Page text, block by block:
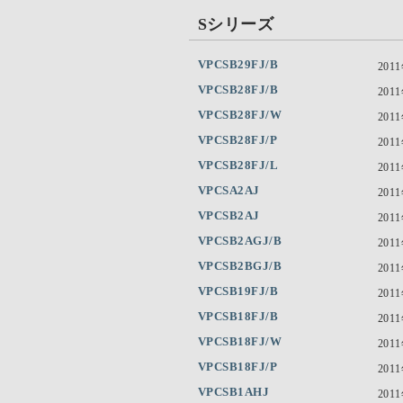
Sシリーズ
VPCSB29FJ/B
VPCSB28FJ/B
VPCSB28FJ/W
VPCSB28FJ/P
VPCSB28FJ/L
VPCSA2AJ
VPCSB2AJ
VPCSB2AGJ/B
VPCSB2BGJ/B
VPCSB19FJ/B
VPCSB18FJ/B
VPCSB18FJ/W
VPCSB18FJ/P
VPCSB1AHJ